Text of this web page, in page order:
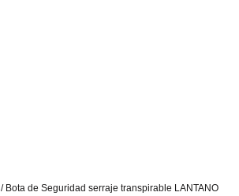
/ Bota de Seguridad serraje transpirable LANTANO